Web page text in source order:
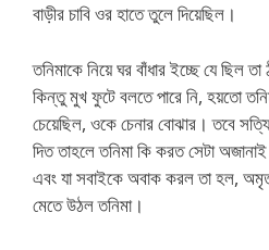
বাড়ীর চাবি ওর হাতে তুলে দিয়েছিল।
তনিমাকে নিয়ে ঘর বাঁধার ইচ্ছে যে ছিল তা
কিন্তু মুখ ফুটে বলতে পারে নি, হয়তো
চেয়েছিল, ওকে চেনার বোঝার। তবে
দিত তাহলে তনিমা কি করত সেটা
এবং যা সবাইকে অবাক করল তা হল,
মেতে উঠল তনিমা।